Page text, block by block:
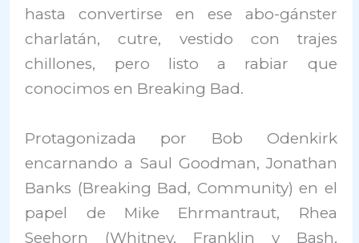
hasta convertirse en ese abo-gánster
charlatán, cutre, vestido con trajes
chillones, pero listo a rabiar que
conocimos en Breaking Bad.
Protagonizada por Bob Odenkirk
encarnando a Saul Goodman, Jonathan
Banks (Breaking Bad, Community) en el
papel de Mike Ehrmantraut, Rhea
Seehorn (Whitney, Franklin y Bash,